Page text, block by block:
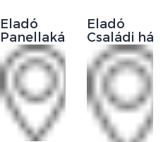
Eladó
Panellakás
Eladó
Családi ház